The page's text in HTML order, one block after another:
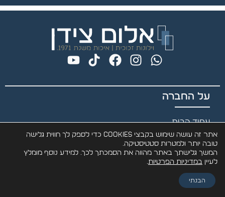
על החברה
עמוד הבית
אודות
קריירה
צור קשר
הצהרת נגישות
אתר זה עושה שימוש בקבצי Cookies כדי לספק לך חווית גלישה
טובה יותר ולמטרות סטטיסטיקה.
המשך גלישתך באתר מהווה את הסמכתך לכך. למידע נוסף מומלץ
לעיין במדיניות הפרטיות.
הבנתי